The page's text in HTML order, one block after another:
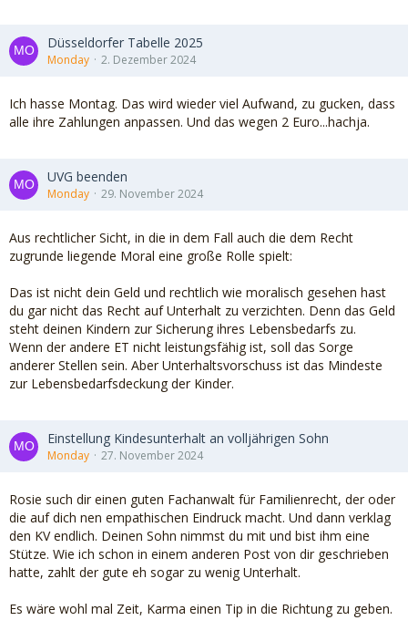
Düsseldorfer Tabelle 2025
Monday 2. Dezember 2024
Ich hasse Montag. Das wird wieder viel Aufwand, zu gucken, dass
alle ihre Zahlungen anpassen. Und das wegen 2 Euro...hachja.
UVG beenden
Monday 29. November 2024
Aus rechtlicher Sicht, in die in dem Fall auch die dem Recht
zugrunde liegende Moral eine große Rolle spielt:
Das ist nicht dein Geld und rechtlich wie moralisch gesehen hast
du gar nicht das Recht auf Unterhalt zu verzichten. Denn das Geld
steht deinen Kindern zur Sicherung ihres Lebensbedarfs zu.
Wenn der andere ET nicht leistungsfähig ist, soll das Sorge
anderer Stellen sein. Aber Unterhaltsvorschuss ist das Mindeste
zur Lebensbedarfsdeckung der Kinder.
Einstellung Kindesunterhalt an volljährigen Sohn
Monday 27. November 2024
Rosie such dir einen guten Fachanwalt für Familienrecht, der oder
die auf dich nen empathischen Eindruck macht. Und dann verklag
den KV endlich. Deinen Sohn nimmst du mit und bist ihm eine
Stütze. Wie ich schon in einem anderen Post von dir geschrieben
hatte, zahlt der gute eh sogar zu wenig Unterhalt.
Es wäre wohl mal Zeit, Karma einen Tip in die Richtung zu geben.